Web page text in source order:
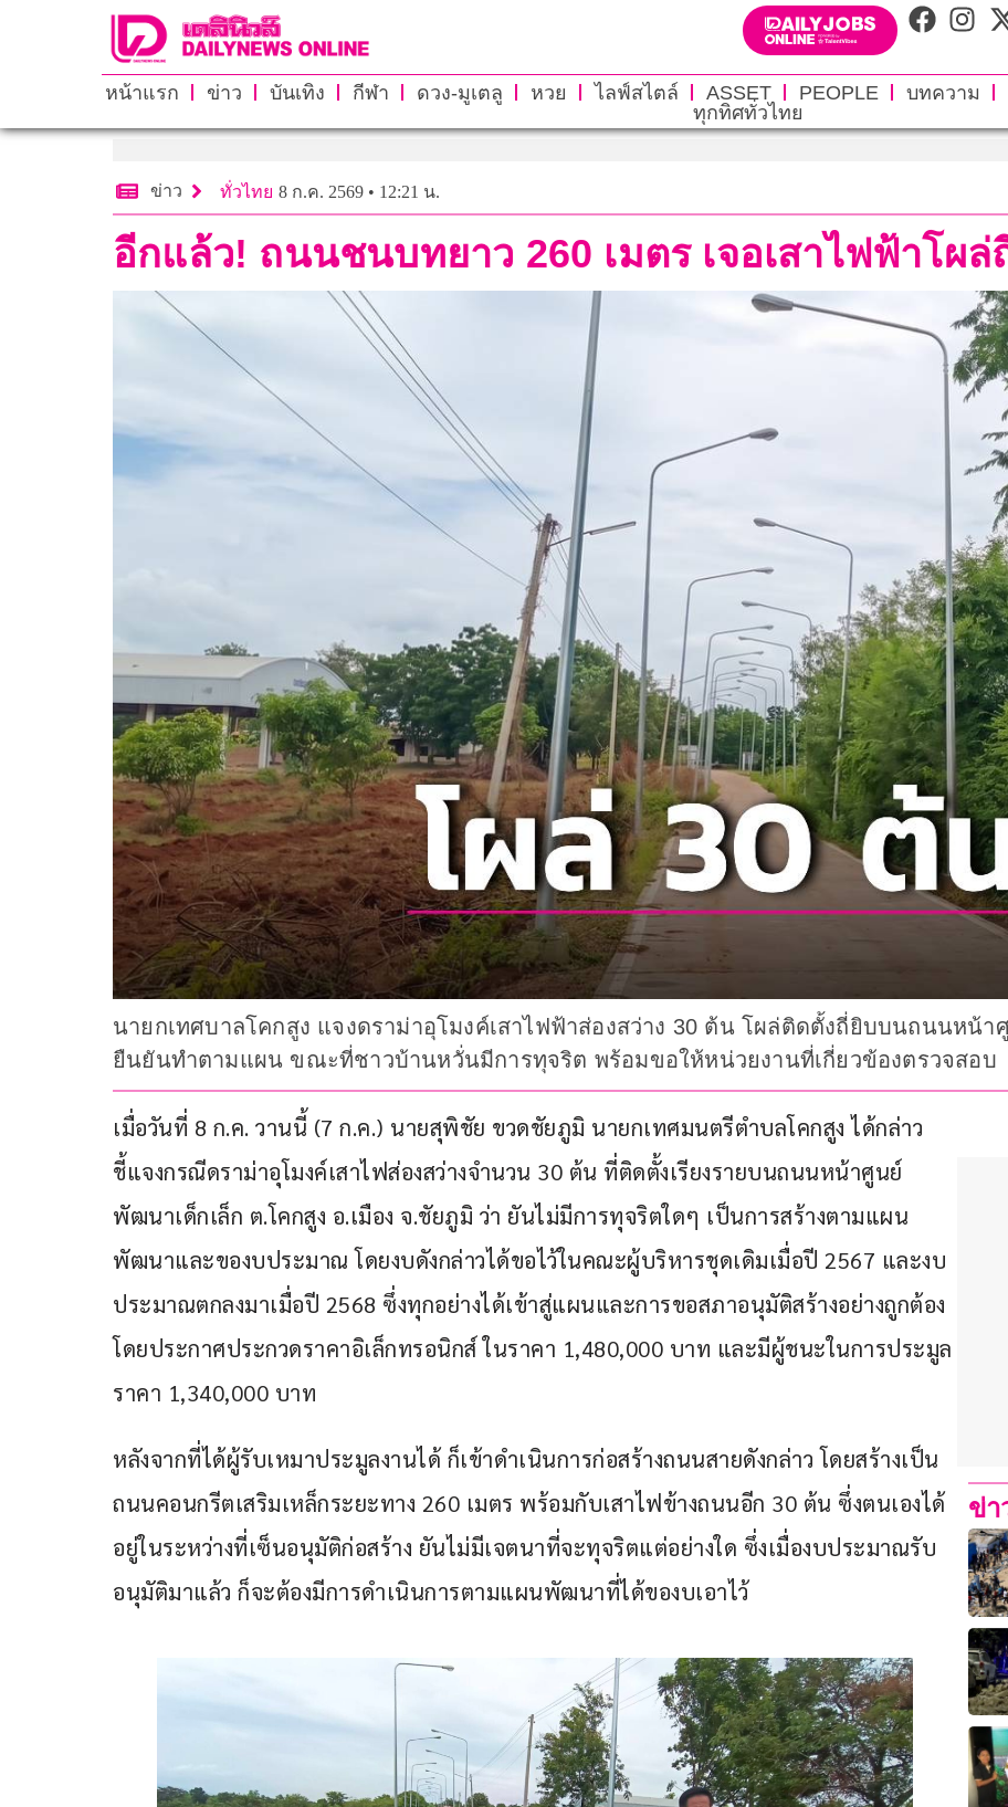
หน้าแรก ข่าว บันเทิง กีฬา ดวง-มูเตลู หวย ไลฟ์สไตล์ ASSET PEOPLE บทความ
ทุกทิศทั่วไทย
ข่าว ทั่วไทย 8 ก.ค. 2569 • 12:21 น.
อีกแล้ว! ถนนชนบทยาว 260 เมตร เจอเสาไฟฟ้าโผ
นายกเทศบาลโคกสูง แจงดราม่าอุโมงค์เสาไฟฟ้าส่องสว่าง 30 ต้น โผล่ติดตั้งถี่ยิบบนถนนหน้
ยืนยันทำตามแผน ขณะที่ชาวบ้านหวั่นมีการทุจริต พร้อมขอให้หน่วยงานที่เกี่ยวข้องตรวจสอบ
เมื่อวันที่ 8 ก.ค. วานนี้ (7 ก.ค.) นายสุพิชัย ขวดชัยภูมิ นายกเทศมนตรีตำบลโคกสูง ได้กล่าว
ชี้แจงกรณีดราม่าอุโมงค์เสาไฟส่องสว่างจำนวน 30 ต้น ที่ติดตั้งเรียงรายบนถนนหน้าศูนย์
พัฒนาเด็กเล็ก ต.โคกสูง อ.เมือง จ.ชัยภูมิ ว่า ยันไม่มีการทุจริตใดๆ เป็นการสร้างตามแผน
พัฒนาและของบประมาณ โดยงบดังกล่าวได้ขอไว้ในคณะผู้บริหารชุดเดิมเมื่อปี 2567 และงบ
ประมาณตกลงมาเมื่อปี 2568 ซึ่งทุกอย่างได้เข้าสู่แผนและการขอสภาอนุมัติสร้างอย่างถูกต้อง
โดยประกาศประกวดราคาอิเล็กทรอนิกส์ ในราคา 1,480,000 บาท และมีผู้ชนะในการประมูล
ราคา 1,340,000 บาท
หลังจากที่ได้ผู้รับเหมาประมูลงานได้ ก็เข้าดำเนินการก่อสร้างถนนสายดังกล่าว โดยสร้างเป็น
ถนนคอนกรีตเสริมเหล็กระยะทาง 260 เมตร พร้อมกับเสาไฟข้างถนนอีก 30 ต้น ซึ่งตนเองได้
อยู่ในระหว่างที่เซ็นอนุมัติก่อสร้าง ยันไม่มีเจตนาที่จะทุจริตแต่อย่างใด ซึ่งเมื่องบประมาณรับ
อนุมัติมาแล้ว ก็จะต้องมีการดำเนินการตามแผนพัฒนาที่ได้ของบเอาไว้
ข่า